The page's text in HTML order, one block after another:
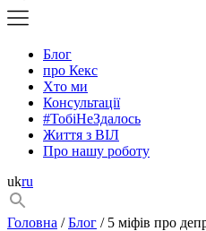
Блог
про Кекс
Хто ми
Консультації
#ТобіНеЗдалось
Життя з ВІЛ
Про нашу роботу
ukru
Головна /Блог / 5 міфів про